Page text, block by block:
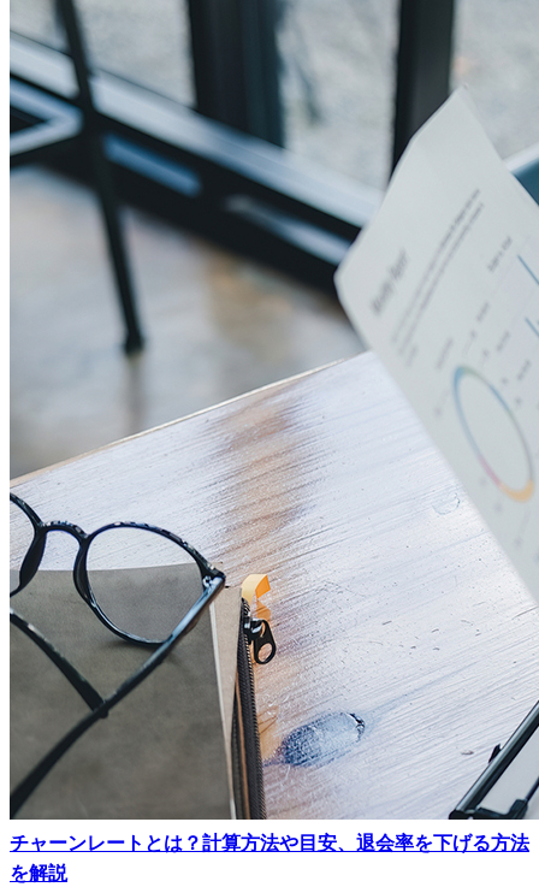
チャーンレートとは？計算方法や目安、退会率を下げる方法
を解説